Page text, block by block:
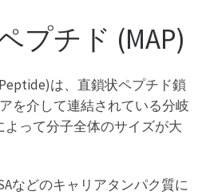
プチド (MAP)
は、直鎖状ペプチド鎖
を介して連結されている分岐
って分子全体のサイズが大
などのキャリアタンパク質に